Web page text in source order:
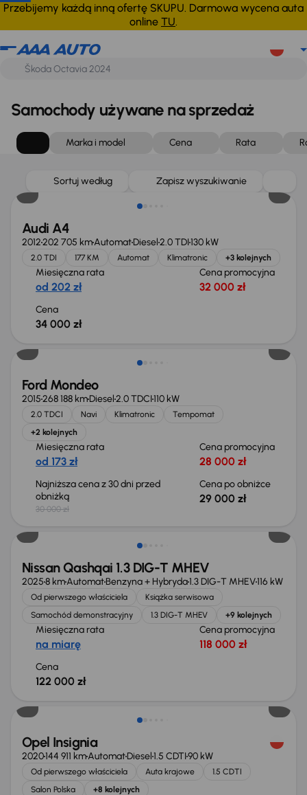
Przebijemy każdą inną ofertę SKUPU. Darmowa wycena auta
online TU.
Samochody używane na sprzedaż
Marka i model Cena Rata
Sortuj według Zapisz wyszukiwanie
Audi A4
2012202 705 kmAutomatDiesel2.0 TDI130 kW
2.0 TDI 177 KM Automat Klimatronic +3 kolejnych
Miesięczna rata
od 202 zł
Cena promocyjna
32 000 zł
Cena
34 000 zł
Ford Mondeo
2015268 188 kmDiesel2.0 TDCI110 kW
2.0 TDCI Navi Klimatronic
Tempomat
+2 kolejnych
Miesięczna rata
od 173 zł
Cena promocyjna
28 000 zł
Najniższa cena z 30 dni przed
obniżką
30 000 zł
Cena po obniżce
29 000 zł
Od nowego taniej o 36 775 zł
Nissan Qashqai 1.3 DIG-T MHEV
20258 kmAutomatBenzyna + Hybryda1.3 DIG-T MHEV116 kW
Od pierwszego właściciela
Książka serwisowa
Samochód demonstracyjny
1.3 DIG-T MHEV +9 kolejnych
Miesięczna rata
na miarę
Cena promocyjna
118 000 zł
Cena
122 000 zł
Opel Insignia
2020144 911 kmAutomatDiesel1.5 CDTI90 kW
Od pierwszego właściciela Auta krajowe
1.5 CDTI
Salon Polska
+8 kolejnych